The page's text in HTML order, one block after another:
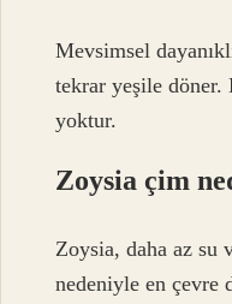
Mevsimsel
tekrar yeşile döner.
yoktur.
Zoysia çim
Zoysia, daha az su
nedeniyle en çevre